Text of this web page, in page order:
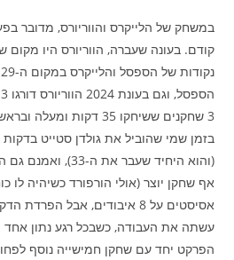
במשחק של הלייקרס והווריורס, מדובר
(והוא היחיד שעבר
אסיסטים על 8 איבודים, אבל
עשתה את העבודה, כשבכל רגע נתון
הפרקט יחד עם שחקן חמישייה נוסף